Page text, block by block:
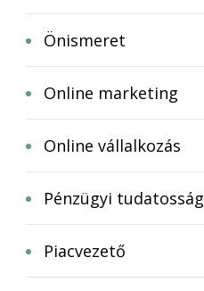
Önismeret
Online marketing
Online vállalkozás
Pénzügyi tudatosság
Piacvezető